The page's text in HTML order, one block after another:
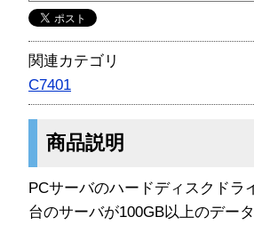
関連カテゴリ
C7401
商品説明
PCサーバのハードディスクドラ
台のサーバが100GB以上のデー